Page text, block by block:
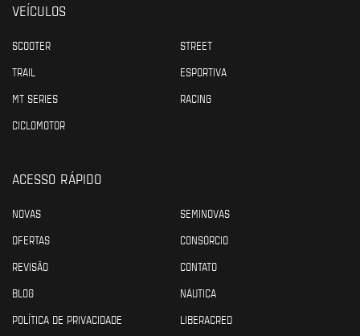
VEÍCULOS
SCOOTER
STREET
TRAIL
ESPORTIVA
MT SERIES
RACING
CICLOMOTOR
ACESSO RÁPIDO
NOVAS
SEMINOVAS
OFERTAS
CONSÓRCIO
REVISÃO
CONTATO
BLOG
NÁUTICA
POLÍTICA DE PRIVACIDADE
LIBERACRED